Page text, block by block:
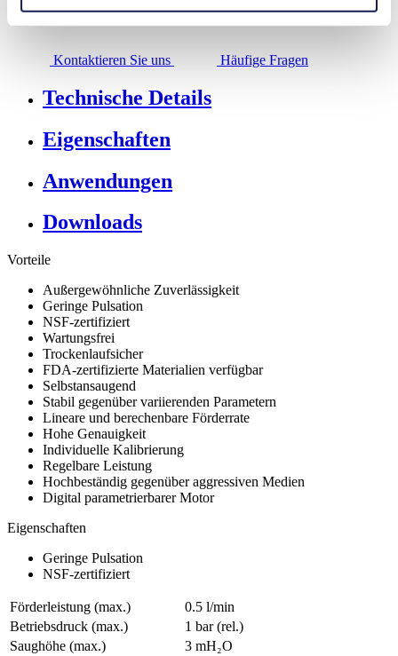
Möchten Sie mehr über dieses Produkt erfahren?
Kontaktieren Sie uns Häufige Fragen
Technische Details
Eigenschaften
Anwendungen
Downloads
Vorteile
Außergewöhnliche Zuverlässigkeit
Geringe Pulsation
NSF-zertifiziert
Wartungsfrei
Trockenlaufsicher
FDA-zertifizierte Materialien verfügbar
Selbstansaugend
Stabil gegenüber variierenden Parametern
Lineare und berechenbare Förderrate
Hohe Genauigkeit
Individuelle Kalibrierung
Regelbare Leistung
Hochbeständig gegenüber aggressiven Medien
Digital parametrierbarer Motor
Eigenschaften
Geringe Pulsation
NSF-zertifiziert
Förderleistung (max.)
0.5 l/min
Betriebsdruck (max.)
1 bar (rel.)
Saughöhe (max.)
3 mH₂O